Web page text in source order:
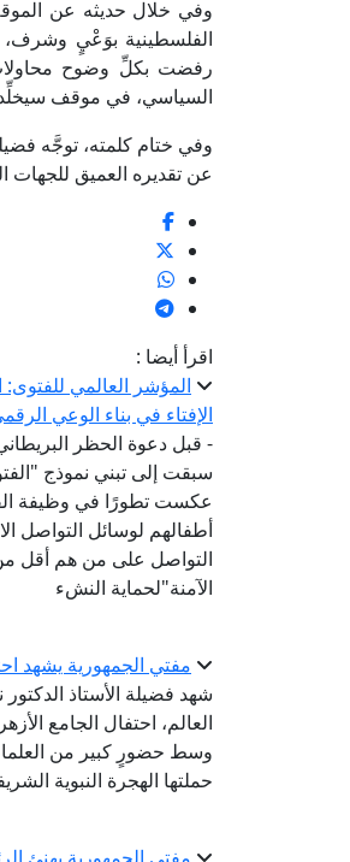
وفي خلال حديثه عن
الفلسطينية بوَعْيٍ وشرف،
رفضت بكلِّ وضوح محاولات
السياسي، في موقف
وفي ختام كلمته، توجَّه
عن تقديره العميق للجهات
اقرأ أيضا :
المؤشر العالمي
الإفتاء في بناء الوعي
- قبل دعوة الحظر
عكست تطورًا في وظيفة
الآمنة"لحماية النشء
مفتي الجمهورية يشهد
شهد فضيلة الأستاذ
وسط حضورٍ كبير من
حملتها الهجرة النبوية